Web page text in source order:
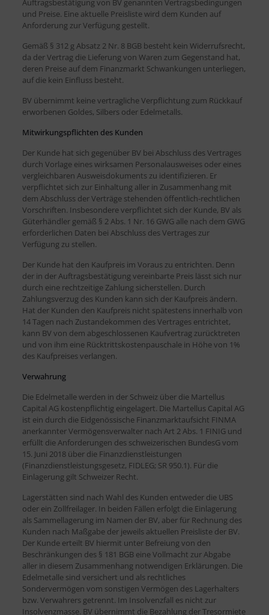
Auftragsbestätigung von BV genannten Vertragsbedingungen
und Preise. Eine aktuelle Preisliste wird dem Kunden auf
Anforderung zur Verfügung gestellt.
Gemäß § 312 g Absatz 2 Nr. 8 BGB besteht kein Widerrufsrecht,
da der Vertrag die Lieferung von Waren zum Gegenstand hat,
deren Preise auf dem Finanzmarkt Schwankungen unterliegen,
auf die kein Einfluss besteht.
BV übernimmt keine vertragliche Verpflichtung zum Rückkauf
erworbenen Goldes, Silbers oder Edelmetalls.
Mitwirkungspflichten des Kunden
Der Kunde hat sich gegenüber BV bei Abschluss des Vertrages
durch Vorlage eines wirksamen Personalausweises oder eines
vergleichbaren Ausweisdokuments zu identifizieren. Er
verpflichtet sich zur Einhaltung aller in Zusammenhang mit
dem Abschluss der Verträge stehenden öffentlich-rechtlichen
Vorschriften. Insbesondere verpflichtet sich der Kunde, BV als
Güterhändler gemäß § 2 Abs. 1 Nr. 16 GWG alle nach dem GWG
erforderlichen Daten bei Abschluss des Vertrages zur
Verfügung zu stellen.
Der Kunde hat den Kaufpreis im Voraus zu entrichten. Denn
der in der Auftragsbestätigung vereinbarte Preis lässt sich nur
durch eine rechtzeitige Zahlung sicherstellen. Durch
Zahlungsverzug des Kunden kann sich der Kaufpreis ändern.
Hat der Kunden den Kaufpreis nicht spätestens innerhalb von
14 Tagen nach Zustandekommen des Vertrages entrichtet,
kann BV von dem abgeschlossenen Kaufvertrag zurücktreten
und von ihm eine Rücktrittskostenpauschale in Höhe von 1%
des Kaufpreises verlangen.
Verwahrung
Die Edelmetalle werden in der Schweiz über die Martellus
Capital AG kostenpflichtig eingelagert. Die Martellus Capital AG
ist ein durch die Eidgenössische Finanzmarktaufsicht FINMA
anerkannter Vermögensverwalter nach Art 2 Abs. 1 FINIG und
erfüllt die Anforderungen des schweizerischen BundesG vom
15. Juni 2018 über die Finanzdienstleistungen
(Finanzdienstleistungsgesetz, FIDLEG; SR 950.1). Für die
Einlagerung gilt Schweizer Recht.
Lagerstätten sind nach Wahl des Kunden entweder die UBS
oder ein Zollfreilager. In beiden Fällen erfolgt die Einlagerung
als Sammellagerung im Namen der BV, aber für Rechnung des
Kunden nach Maßgabe der jeweils aktuellen Preisliste der BV.
Der Kunde erteilt BV hiermit unter Befreiung von den
Beschränkungen des § 181 BGB eine Vollmacht zur Abgabe
aller in diesem Zusammenhang notwendigen Erklärungen. Die
Edelmetalle sind versichert und als rechtliches
Sondervermögen vom sonstigen Vermögen des Lagerhalters
bzw. Verwahrers getrennt. Im Insolvenzfall es nicht zur
Insolvenzmasse. BV übernimmt die Bezahlung der Tresormiete